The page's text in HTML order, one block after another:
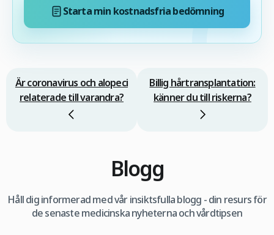
Starta min kostnadsfria bedömning
Är coronavirus och alopeci
relaterade till varandra?
Billig hårtransplantation:
känner du till riskerna?
Blogg
Håll dig informerad med vår insiktsfulla blogg - din resurs för
de senaste medicinska nyheterna och vårdtipsen